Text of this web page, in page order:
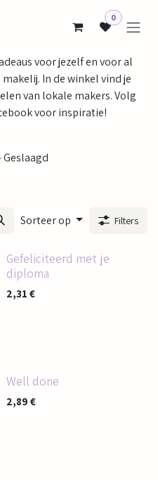
0
voor jezelf en voor al
In de winkel vind je
van lokale makers. Volg
voor inspiratie!
Sorteer op Filters
Gefeliciteerd met je
diploma
2,31 €
Well done
2,89 €